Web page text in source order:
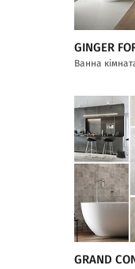
GINGER
Ванна
GRAND